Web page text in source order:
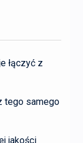
łączyć z
tego samego
jakości